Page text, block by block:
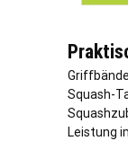
Squash-
Leistung